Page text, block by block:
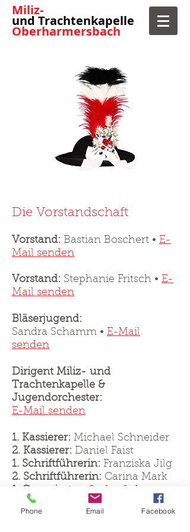
​Miliz-
und Trachtenkapelle
Oberharmersbach
Die Vorstandschaft
Vorstand: Bastian Boschert • E-
Mail senden
Vorstand: Stephanie Fritsch • E-
Mail senden
Bläserjugend:
Sandra Schamm • E-Mail
senden
Dirigent Miliz- und
Trachtenkapelle &
Jugendorchester:
E-Mail senden
1. Kassierer: Michael Schneider
2. Kassierer: Daniel Faist
1. Schriftführerin: Franziska Jilg
2. Schriftführerin: Carina Mark
1. Organisator:
Stefan Lehmann
2. Organisator:
Thimo Lehmann
Zeugwart:
Michael Mark
Phone Email Facebook